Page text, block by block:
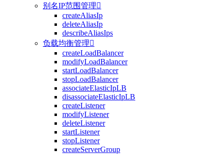
别名IP范围管理
createAliasIp
deleteAliasIp
describeAliasIps
负载均衡管理
createLoadBalancer
modifyLoadBalancer
startLoadBalancer
stopLoadBalancer
associateElasticIpLB
disassociateElasticIpLB
createListener
modifyListener
deleteListener
startListener
stopListener
createServerGroup